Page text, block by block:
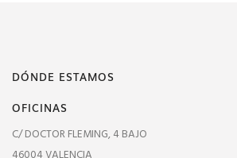
DÓNDE ESTAMOS
OFICINAS
C/ DOCTOR FLEMING, 4 BAJO